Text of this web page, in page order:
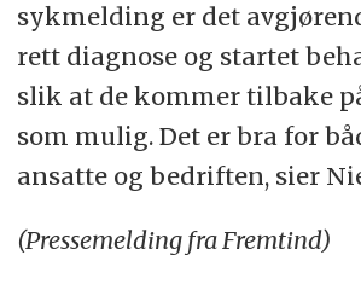
sykmelding er det
rett diagnose og startet
slik at de kommer tilbake
som mulig. Det er bra for
ansatte og bedriften, sier
(Pressemelding fra Fremtind)